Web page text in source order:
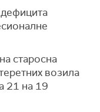
старосна
возила
21 на 19